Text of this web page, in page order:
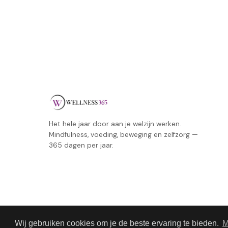
Wij gebruiken cookies om je de beste ervaring te bieden.
Het hele jaar door aan je welzijn werken.
Mindfulness, voeding, beweging en zelfzorg —
365 dagen per jaar.